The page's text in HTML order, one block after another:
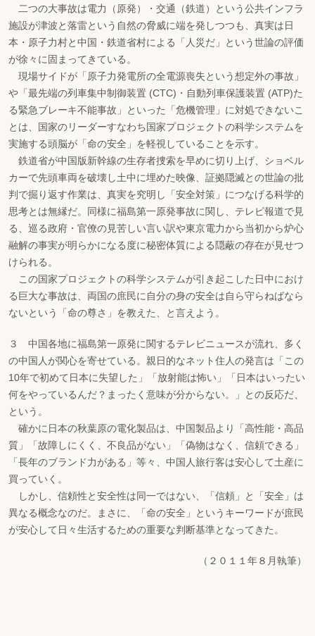
二つの大事故は電力（原発）・交通（鉄道）という公共インフラ
施設が津波と落雷という自然の脅威に端を発しつつも、真実は日
本・原子力村と中国・鉄道省村による「人災だ」という世論の評価
が徐々に固まってきている。
現場サイドが「原子力発電所の全電源喪失という想定外の事故」
や「最先端の列車集中制御装置 (CTC)・自動列車保護装置 (ATP)た
る緊急ブレーキ不能事故」といった「危機管理」に対処できないこ
とは、国家のリーダーすなわち国家プロジェクトの科学システムを
実施する頭脳が「命の安全」を軽視していることを示す。
鉄道省が中国版新幹線の生存者捜索を早めに切り上げ、ショベル
カーで先頭車両を破壊し土中に埋めた映像、証拠隠滅との世論の批
判で掘り返す作業は、真実を究明し「安全対策」につなげる科学的
思考とは無縁だ。同様に福島第一原発事故に関し、テレビ報道で見
る、巡る政府・官僚の見苦しい言い訳や東京電力から当初から炉心
融解の事実が明らかになる度に秘密体質による隠蔽の存在が見せつ
けられる。
この国家プロジェクトの科学システムが引き起こした日中におけ
る巨大な事故は、両国の庶民に自分の身の安全は自ら守らねばなら
ないという「命の尊さ」を教えた、と言えよう。
３ 中国各地に福島第一原発に関するテレビニュースが流れ、多く
の中国人が関心を寄せている。親日的なネット住人の発言は「この
10年で初めて日本に失望した」「放射能は怖い」「日本はいったい
何をやっているんだ？まったく意味が分からない。」との反応だ、
という。
確かに日本の秋葉原の電化製品は、中国製品より「高性能・高品
質」「故障しにくく、不良品がない」「偽物はなく、信頼できる」
「長年のブランド力がある」等々、中国人旅行客は安心して土産に
買っていく。
しかし、信頼性と安全性は同一ではない、「信頼」と「安全」は
異なる概念なのだ。まさに、「命の安全」というキーワードが庶民
が安心して日々生活するための重要な判断基準となってきた。
（２０１１年８月執筆）